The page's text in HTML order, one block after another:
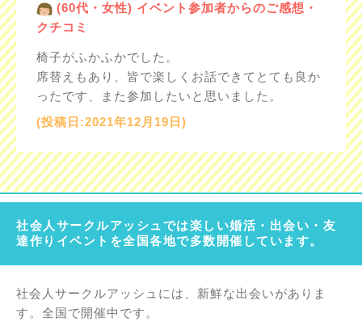
(60代・女性) イベント参加者からのご感想・
クチコミ
椅子がふかふかでした。
席替えもあり、皆で楽しくお話できてとても良か
ったです、また参加したいと思いました。
(投稿日:2021年12月19日)
社会人サークルアッシュでは楽しい婚活・出会い・友
達作りイベントを全国各地で多数開催しています。
社会人サークルアッシュには、新鮮な出会いがありま
す。全国で開催中です。